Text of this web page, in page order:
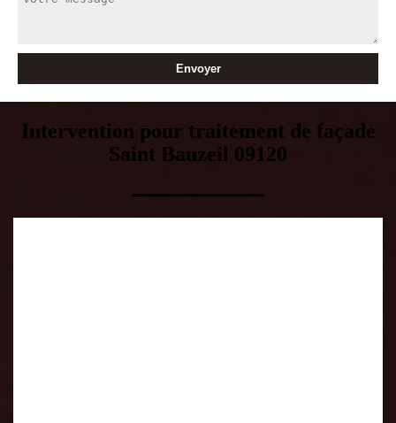
Intervention pour traitement de façade
Saint Bauzeil 09120